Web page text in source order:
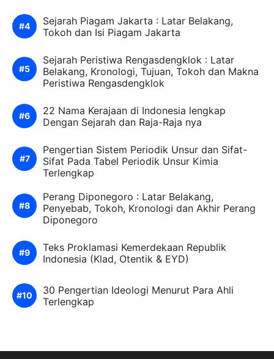
Sejarah Piagam Jakarta : Latar Belakang,
Tokoh dan Isi Piagam Jakarta
Sejarah Peristiwa Rengasdengklok : Latar
Belakang, Kronologi, Tujuan, Tokoh dan Makna
Peristiwa Rengasdengklok
22 Nama Kerajaan di Indonesia lengkap
Dengan Sejarah dan Raja-Raja nya
Pengertian Sistem Periodik Unsur dan Sifat-
Sifat Pada Tabel Periodik Unsur Kimia
Terlengkap
Perang Diponegoro : Latar Belakang,
Penyebab, Tokoh, Kronologi dan Akhir Perang
Diponegoro
Teks Proklamasi Kemerdekaan Republik
Indonesia (Klad, Otentik & EYD)
30 Pengertian Ideologi Menurut Para Ahli
Terlengkap